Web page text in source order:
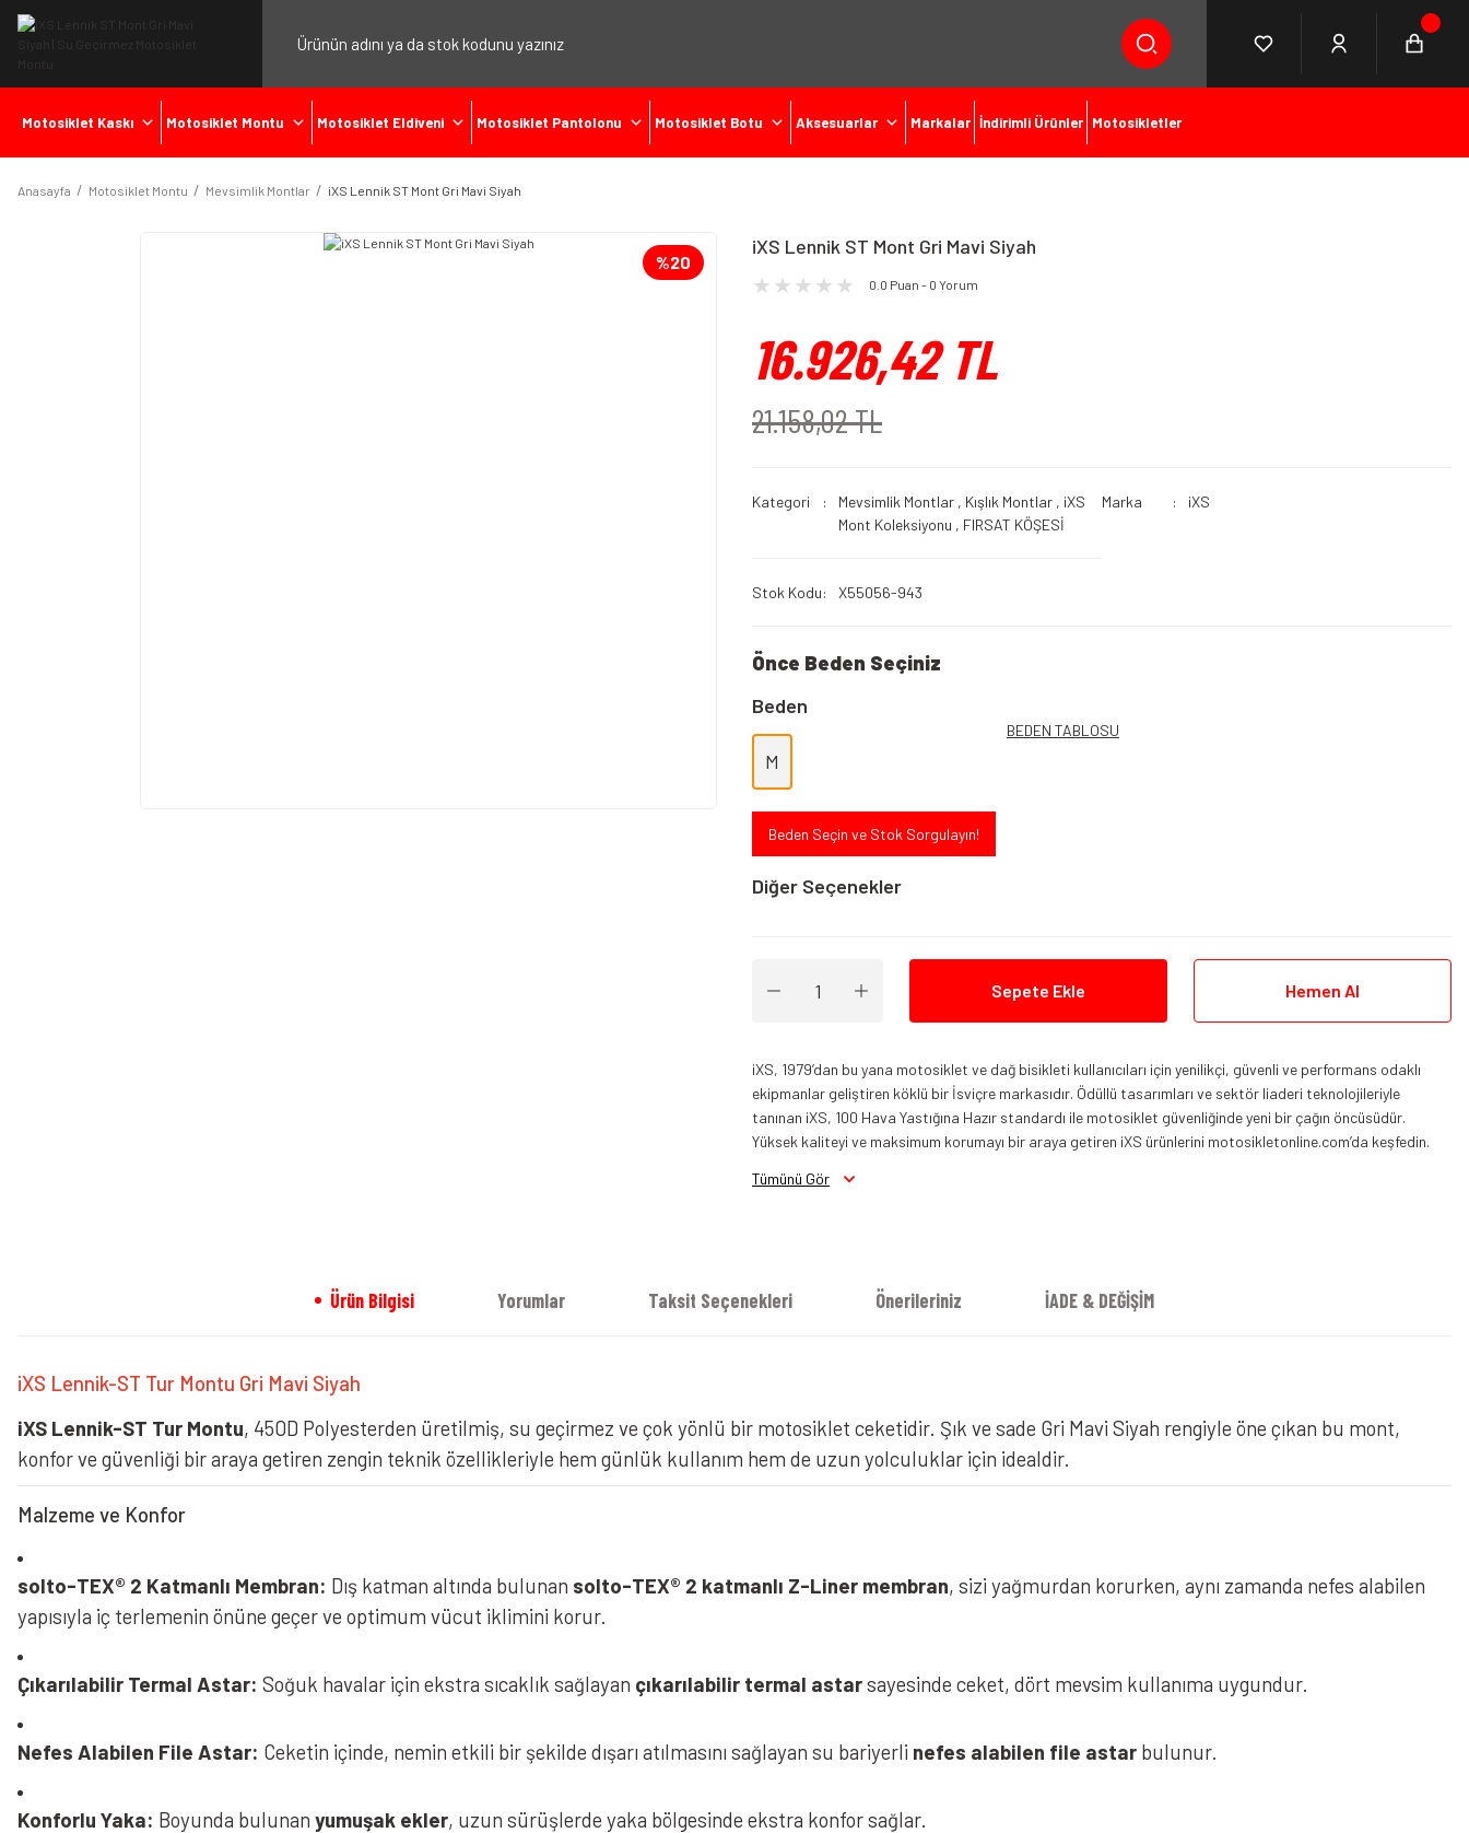
Motosiklet Kaskı Motosiklet Montu Motosiklet Eldiveni Motosiklet Pantolonu Motosiklet Botu Aksesuarlar Markalar İndirimli Ürünler Motosikletler
Anasayfa Motosiklet Montu Mevsimlik Montlar iXS Lennik ST Mont Gri Mavi Siyah
%20
iXS Lennik ST Mont Gri Mavi Siyah
0.0 Puan - 0 Yorum
16.926,42 TL
21.158,02 TL
Kategori Mevsimlik Montlar , Kışlık Montlar , iXS
Mont Koleksiyonu , FIRSAT KÖŞESİ
Marka iXS
Stok Kodu X55056-943
Önce Beden Seçiniz
Beden
M
BEDEN TABLOSU
Beden Seçin ve Stok Sorgulayın!
Diğer Seçenekler
iXS Lennik ST Mont Siyah
Sepete Ekle Hemen Al
iXS, 1979’dan bu yana motosiklet ve dağ bisikleti kullanıcıları için yenilikçi, güvenli ve performans odaklı
ekipmanlar geliştiren köklü bir İsviçre markasıdır. Ödüllü tasarımları ve sektör liaderi teknolojileriyle
tanınan iXS, 100 Hava Yastığına Hazır standardı ile motosiklet güvenliğinde yeni bir çağın öncüsüdür.
Yüksek kaliteyi ve maksimum korumayı bir araya getiren iXS ürünlerini motosikletonline.com’da keşfedin.
Tümünü Gör
Ürün Bilgisi Yorumlar Taksit Seçenekleri Önerileriniz İADE & DEĞİŞİM
iXS Lennik-ST Tur Montu Gri Mavi Siyah
iXS Lennik-ST Tur Montu, 450D Polyesterden üretilmiş, su geçirmez ve çok yönlü bir motosiklet ceketidir. Şık ve sade Gri Mavi Siyah rengiyle öne çıkan bu mont,
konfor ve güvenliği bir araya getiren zengin teknik özellikleriyle hem günlük kullanım hem de uzun yolculuklar için idealdir.
Malzeme ve Konfor
solto-TEX® 2 Katmanlı Membran: Dış katman altında bulunan solto-TEX® 2 katmanlı Z-Liner membran, sizi yağmurdan korurken, aynı zamanda nefes alabilen
yapısıyla iç terlemenin önüne geçer ve optimum vücut iklimini korur.
Çıkarılabilir Termal Astar: Soğuk havalar için ekstra sıcaklık sağlayan çıkarılabilir termal astarsayesinde ceket, dört mevsim kullanıma uygundur.
Nefes Alabilen File Astar: Ceketin içinde, nemin etkili bir şekilde dışarı atılmasını sağlayan su bariyerli nefes alabilen file astar bulunur.
Konforlu Yaka: Boyunda bulunan yumuşak ekler, uzun sürüşlerde yaka bölgesinde ekstra konfor sağlar.